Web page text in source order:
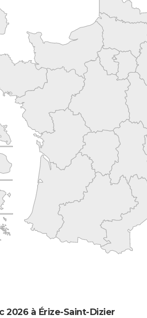
2026 à Érize-Saint-Dizier